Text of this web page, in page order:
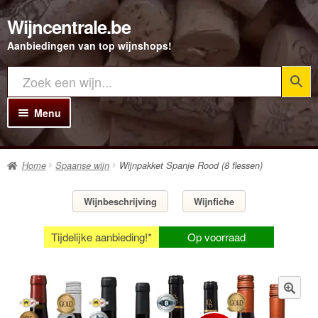
Ga
door
naar
navigatie
Ga
direct
naar
inhoud
Wijncentrale.be
Aanbiedingen van top wijnshops!
Menu
Home
Alle Wijnen
Rode wijn
Witte wijn
Bubbels
Home Spaanse wijn Wijnpakket Spanje Rood (8 flessen)
Wijnbeschrijving Wijnfiche
Tijdelijke aanbieding!* Op voorraad